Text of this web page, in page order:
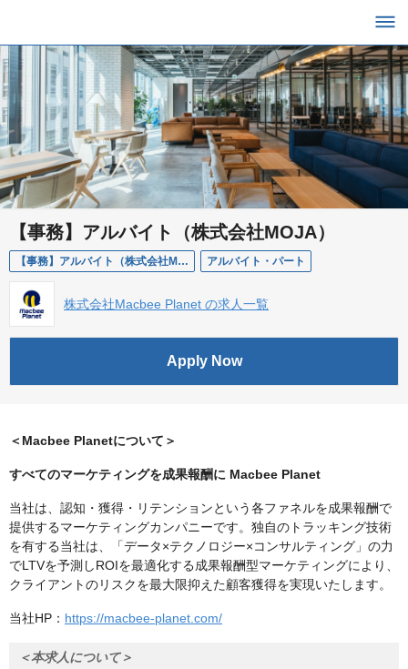
【事務】アルバイト（株式会社MOJA）
【事務】アルバイト（株式会社MOJA） アルバイト・パート
株式会社Macbee Planet の求人一覧
Apply Now
＜Macbee Planetについて＞
すべてのマーケティングを成果報酬に Macbee Planet
当社は、認知・獲得・リテンションという各ファネルを成果報酬で
提供するマーケティングカンパニーです。独自のトラッキング技術
を有する当社は、「データ×テクノロジー×コンサルティング」の力
でLTVを予測しROIを最適化する成果報酬型マーケティングにより、
クライアントのリスクを最大限抑えた顧客獲得を実現いたします。
当社HP： https://macbee-planet.com/
＜本求人について＞